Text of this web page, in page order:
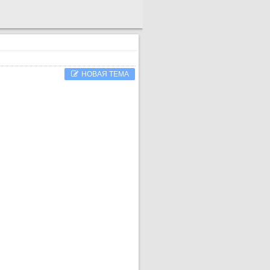
НОВАЯ ТЕМА